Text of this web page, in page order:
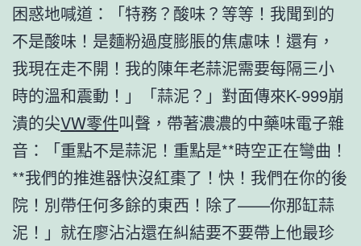
困惑地喊道：「特務？酸味？等等！我聞到的
不是酸味！是麵粉過度膨脹的焦慮味！還有，
我現在走不開！我的陳年老蒜泥需要每隔三小
時的溫和震動！」「蒜泥？」對面傳來K-999崩
潰的尖VW零件叫聲，帶著濃濃的中藥味電子雜
音：「重點不是蒜泥！重點是**時空正在彎曲！
**我們的推進器快沒紅棗了！快！我們在你的後
院！別帶任何多餘的東西！除了——你那缸蒜
泥！」就在廖沾沾還在糾結要不要帶上他最珍